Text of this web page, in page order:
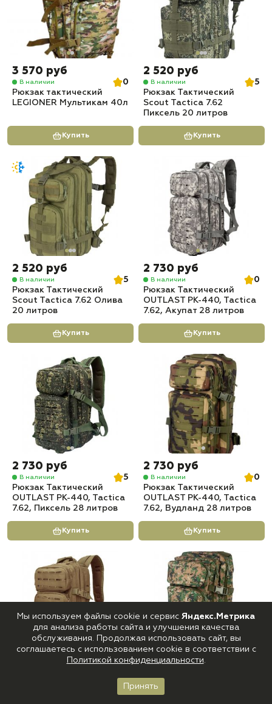
3 570 руб
В наличии
0
Рюкзак тактический
LEGIONER Мультикам 40л
Купить
2 520 руб
В наличии
5
Рюкзак Тактический
Scout Tactica 7.62
Пиксель 20 литров
Купить
2 520 руб
В наличии
5
Рюкзак Тактический
Scout Tactica 7.62 Олива
20 литров
Купить
2 730 руб
В наличии
0
Рюкзак Тактический
OUTLAST PK-440, Tactica
7.62, Акупат 28 литров
Купить
2 730 руб
В наличии
5
Рюкзак Тактический
OUTLAST PK-440, Tactica
7.62, Пиксель 28 литров
Купить
2 730 руб
В наличии
0
Рюкзак Тактический
OUTLAST PK-440, Tactica
7.62, Вудланд 28 литров
Купить
2 730 руб
OUTLAST PK-440, Tactica
2 730 руб
Рюкзак Тактический
OUTLAST PK-440, Tactica
Корзина
Мы используем файлы cookie и сервис Яндекс.Метрика
для анализа работы сайта и улучшения качества
обслуживания. Продолжая использовать сайт, вы
соглашаетесь с использованием cookie в соответствии с
Политикой конфиденциальности.
Принять